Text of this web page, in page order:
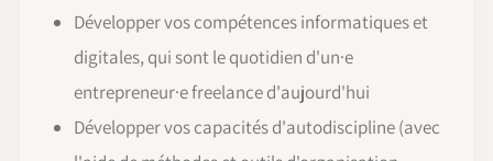
Développer vos compétences informatiques et
digitales, qui sont le quotidien d'un·e
entrepreneur·e freelance d'aujourd'hui
Développer vos capacités d'autodiscipline (avec